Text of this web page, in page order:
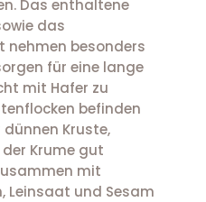
Das enthaltene
das
nehmen besonders
für eine lange
mit Hafer zu
befinden
Kruste,
Krume gut
mit
Leinsaat und Sesam